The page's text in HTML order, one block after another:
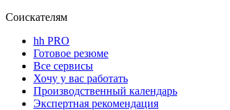
Соискателям
hh PRO
Готовое резюме
Все сервисы
Хочу у вас работать
Производственный календарь
Экспертная рекомендация